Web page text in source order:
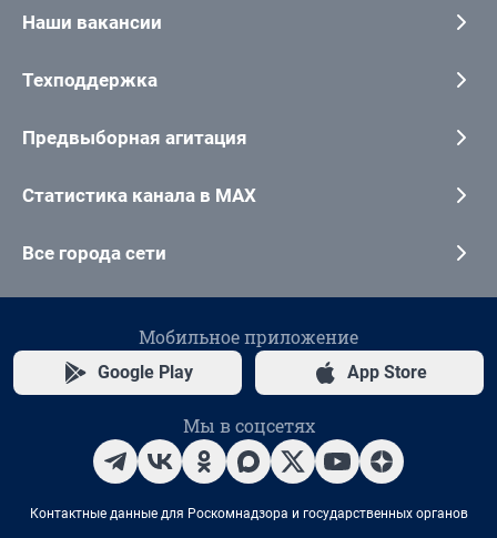
Наши вакансии
Техподдержка
Предвыборная агитация
Статистика канала в MAX
Все города сети
Мобильное приложение
Google Play App Store
Мы в соцсетях
Контактные данные для Роскомнадзора и государственных органов